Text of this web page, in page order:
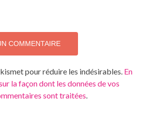
pour réduire les indésirables. En
la façon dont les données de vos
sont traitées.